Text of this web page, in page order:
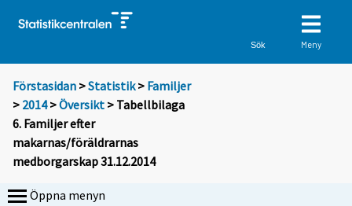
Sök Meny
Förstasidan >Statistik > Familjer
> 2014>Översikt > Tabellbilaga
6. Familjer efter
makarnas/föräldrarnas
medborgarskap 31.12.2014
Öppna menyn